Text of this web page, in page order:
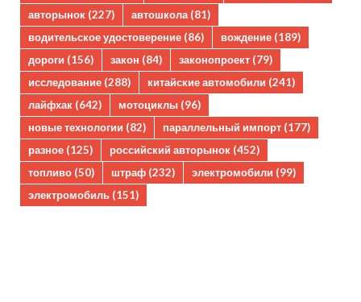
авторынок (227) автошкола(81)
водительское удостоверение (86) вождение (189)
дороги (156) закон (84) законопроект (79)
исследование (288) китайские автомобили (241)
лайфхак (642) мотоциклы (96)
новые технологии (82) параллельный импорт (177)
разное (125) российский авторынок (452)
топливо (50) штраф (232) электромобили (99)
электромобиль (151)